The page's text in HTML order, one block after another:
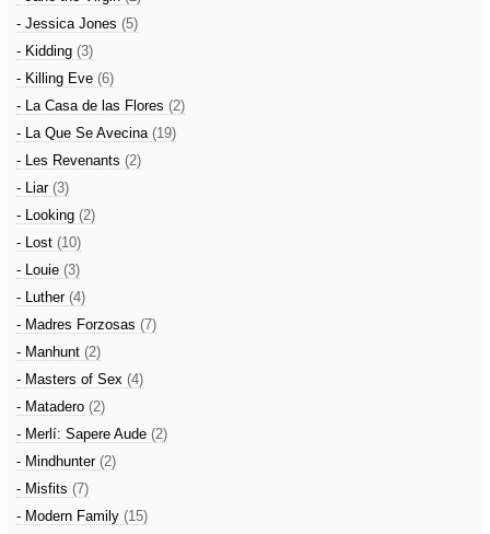
- Jessica Jones (5)
- Kidding (3)
- Killing Eve (6)
- La Casa de las Flores (2)
- La Que Se Avecina (19)
- Les Revenants (2)
- Liar (3)
- Looking (2)
- Lost (10)
- Louie (3)
- Luther (4)
- Madres Forzosas (7)
- Manhunt (2)
- Masters of Sex (4)
- Matadero (2)
- Merlí: Sapere Aude (2)
- Mindhunter (2)
- Misfits (7)
- Modern Family (15)